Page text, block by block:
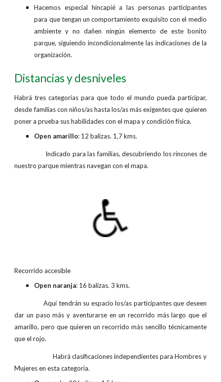
Hacemos especial hincapié a las personas participantes
para que tengan un comportamiento exquisito con el medio
ambiente y no dañen ningún elemento de este bonito
parque, siguiendo incondicionalmente las indicaciones de la
organización.
Distancias y desniveles
Habrá tres categorías para que todo el mundo pueda participar,
desde familias con niños/as hasta los/as más exigentes que quieren
poner a prueba sus habilidades con el mapa y condición física.
Open amarillo: 12 balizas. 1,7 kms.
Indicado para las familias, descubriendo los rincones de
nuestro parque mientras navegan con el mapa.
Recorrido accesible
Open naranja: 16 balizas. 3 kms.
Aquí tendrán su espacio los/as participantes que deseen
dar un paso más y aventurarse en un recorrido más largo que el
amarillo, pero que quieren un recorrido más sencillo técnicamente
que el rojo.
Habrá clasificaciones independientes para Hombres y
Mujeres en esta categoría.